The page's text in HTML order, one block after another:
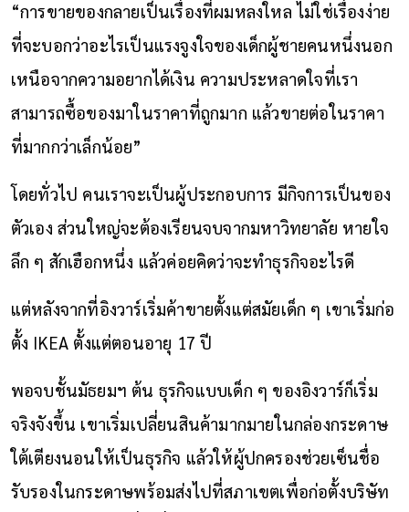
“การขายของกลายเป็นเรื่องที่ผมหลงใหล ไม่ใช่เรื่องง่าย
ที่จะบอกว่าอะไรเป็นแรงจูงใจของเด็กผู้ชายคนหนึ่งนอก
เหนือจากความอยากได้เงิน ความประหลาดใจที่เรา
สามารถซื้อของมาในราคาที่ถูกมาก แล้วขายต่อในราคา
ที่มากกว่าเล็กน้อย”
โดยทั่วไป คนเราจะเป็นผู้ประกอบการ มีกิจการเป็นของ
ตัวเอง ส่วนใหญ่จะต้องเรียนจบจากมหาวิทยาลัย หายใจ
ลึก ๆ สักเฮือกหนึ่ง แล้วค่อยคิดว่าจะทำธุรกิจอะไรดี
แต่หลังจากที่อิงวาร์เริ่มค้าขายตั้งแต่สมัยเด็ก ๆ เขาเริ่มก่อ
ตั้ง IKEA ตั้งแต่ตอนอายุ 17 ปี
พอจบชั้นมัธยมฯ ต้น ธุรกิจแบบเด็ก ๆ ของอิงวาร์ก็เริ่ม
จริงจังขึ้น เขาเริ่มเปลี่ยนสินค้ามากมายในกล่องกระดาษ
ใต้เตียงนอนให้เป็นธุรกิจ แล้วให้ผู้ปกครองช่วยเซ็นชื่อ
รับรองในกระดาษพร้อมส่งไปที่สภาเขตเพื่อก่อตั้งบริษัท